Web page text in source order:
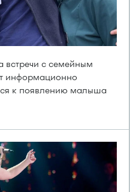
с семейным
информационно
к появлению малыша